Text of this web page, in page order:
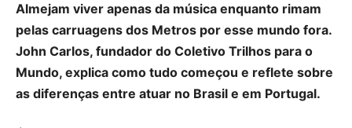
Almejam viver apenas da música enquanto rimam
pelas carruagens dos Metros por esse mundo fora.
John Carlos, fundador do Coletivo Trilhos para o
Mundo, explica como tudo começou e reflete sobre
as diferenças entre atuar no Brasil e em Portugal.